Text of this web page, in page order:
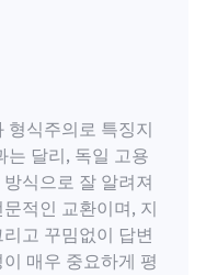
형식주의로 특징지
는 달리, 독일 고용
식으로 잘 알려져
적인 교환이며, 지
고 꾸밈없이 답변
매우 중요하게 평